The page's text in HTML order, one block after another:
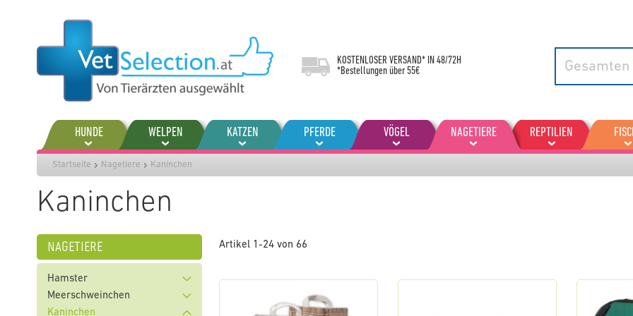
springen
KOSTENLOSER VERSAND* IN 48/72H
*Bestellungen über 55€
HUNDE WELPEN KATZEN PFERDE VÖGEL NAGETIERE REPTILIEN
Startseite Nagetiere Kaninchen
Kaninchen
Artikel 1-24 von 66
nagetiere
Hamster
Meerschweinchen
Kaninchen